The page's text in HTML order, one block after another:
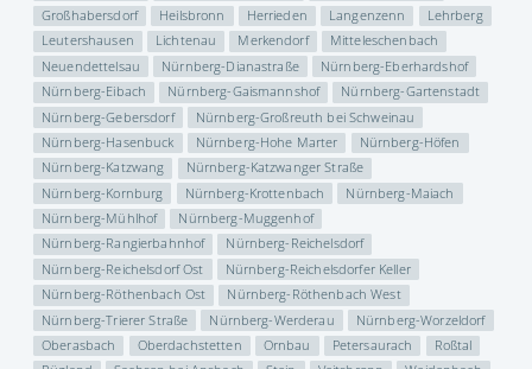
Großhabersdorf
Heilsbronn Herrieden Langenzenn
Lehrberg
Leutershausen
Lichtenau Merkendorf
Mitteleschenbach
Neuendettelsau
Nürnberg-Dianastraße
Nürnberg-Eberhardshof
Nürnberg-Eibach
Nürnberg-Gaismannshof
Nürnberg-Gartenstadt
Nürnberg-Gebersdorf
Nürnberg-Großreuth bei Schweinau
Nürnberg-Hasenbuck
Nürnberg-Hohe Marter
Nürnberg-Höfen
Nürnberg-Katzwang
Nürnberg-Katzwanger Straße
Nürnberg-Kornburg
Nürnberg-Krottenbach
Nürnberg-Maiach
Nürnberg-Mühlhof
Nürnberg-Muggenhof
Nürnberg-Rangierbahnhof
Nürnberg-Reichelsdorf
Nürnberg-Reichelsdorf Ost
Nürnberg-Reichelsdorfer Keller
Nürnberg-Röthenbach Ost
Nürnberg-Röthenbach West
Nürnberg-Trierer Straße
Nürnberg-Werderau
Nürnberg-Worzeldorf
Oberasbach
Oberdachstetten Ornbau Petersaurach
Roßtal